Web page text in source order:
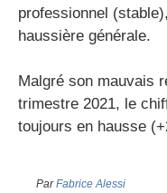
professionnel
haussière générale.
Malgré son mauvais
trimestre 2021, le
toujours en hausse
ParFabrice Alessi